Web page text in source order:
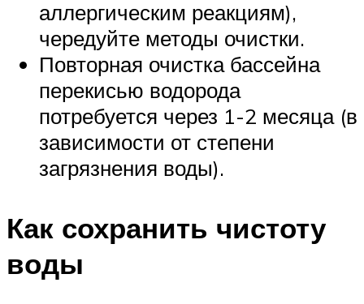
аллергическим реакциям),
чередуйте методы очистки.
Повторная очистка бассейна
перекисью водорода
потребуется через 1-2 месяца (в
зависимости от степени
загрязнения воды).
Как сохранить чистоту
воды